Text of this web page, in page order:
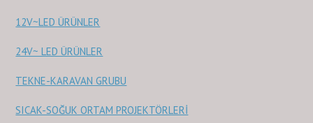
12V~LED ÜRÜNLER
24V~ LED ÜRÜNLER
TEKNE-KARAVAN GRUBU
SICAK-SOĞUK ORTAM PROJEKTÖRLERİ